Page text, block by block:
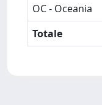
OC - Oceania
Totale